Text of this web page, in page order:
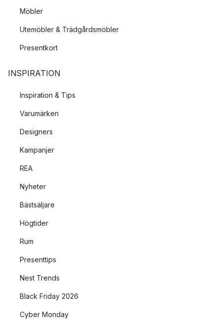
Möbler
Utemöbler & Trädgårdsmöbler
Presentkort
INSPIRATION
Inspiration & Tips
Varumärken
Designers
Kampanjer
REA
Nyheter
Bästsäljare
Högtider
Rum
Presenttips
Nest Trends
Black Friday 2026
Cyber Monday